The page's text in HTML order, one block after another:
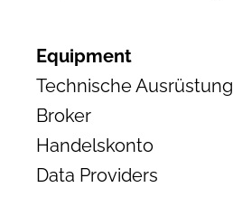
Equipment
Technische Ausrüstung
Broker
Handelskonto
Data Providers